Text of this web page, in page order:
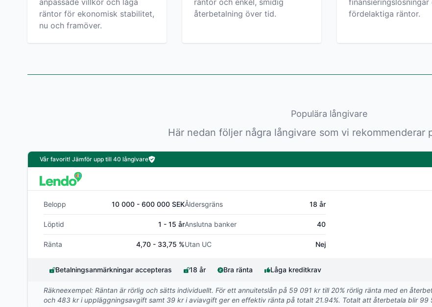
anpassade villkor och låga
räntor för ekonomisk stabilitet,
nu och framöver.
räntor och enkel, smidig
återbetalning över tid.
finansieringslösningar
fördelaktiga räntor.
Populära långivare
Här nedan följer några långivare som vi rekommenderar
Vår favorit! Jämför upp till 40 långivare
Belopp 10 000 - 600 000 SEK
Löptid 1 - 15 år
Ränta 4,70 - 33,75 %
Åldersgräns 18 år
Anslutna banker 40
Utan UC Nej
Betalningsanmärkningar accepteras 18 år Bra ränta Låga kreditkrav
Räkneexempel: Räntan är rörlig och sätts individuellt. För ett annuitetslån på 59 091 kr till 20% rörlig ränta med en
och 483 kr i uppläggningsavgift samt 39 kr i aviavgift ger en effektiv ränta på totalt 21.94%. Totalt att återbetala blir 99